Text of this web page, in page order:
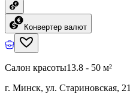
Конвертер валют
Салон красоты13.8 - 50 м²
г. Минск, ул. Стариновская, 21